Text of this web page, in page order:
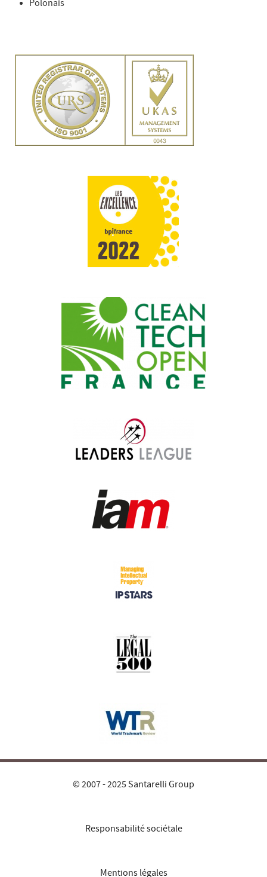
Polonais
© 2007 - 2025 Santarelli Group
Responsabilité sociétale
Mentions légales